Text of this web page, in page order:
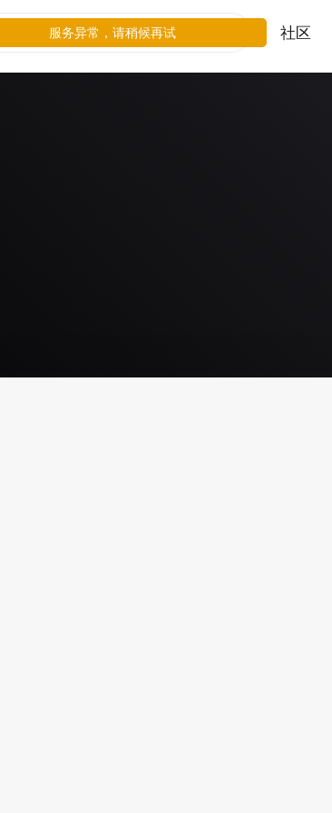
社区
服务异常，请稍候再试